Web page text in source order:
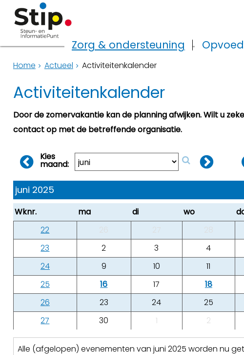
Zorg & ondersteuning
Home Actueel Activiteitenkalender
Activiteitenkalender
Door de zomervakantie kan de planning afwijken. Wilt u
contact op met de betreffende organisatie.
Kies
maand:
juni 2025
Wknr. ma di wo
22
26 27 28
23
2 3 4
24
9 10 11
25
16 17 18
26
23 24 25
27
30 1 2
Alle (afgelopen) evenementen van juni 2025 worden nu